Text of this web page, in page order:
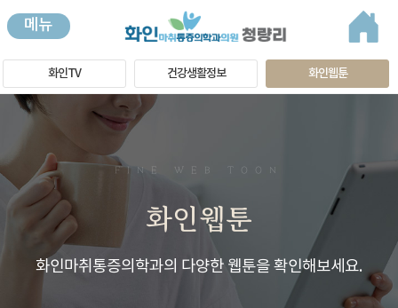
메뉴
화인TV 건강생활정보 화인웹툰
FINE WEB TOON
화인웹툰
화인마취통증의학과의 다양한 웹툰을 확인해보세요.